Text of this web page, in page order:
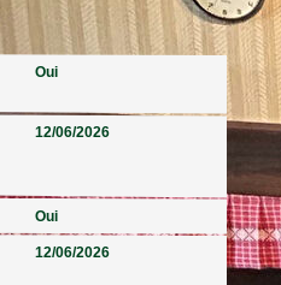
Oui
12/06/2026
Oui
12/06/2026